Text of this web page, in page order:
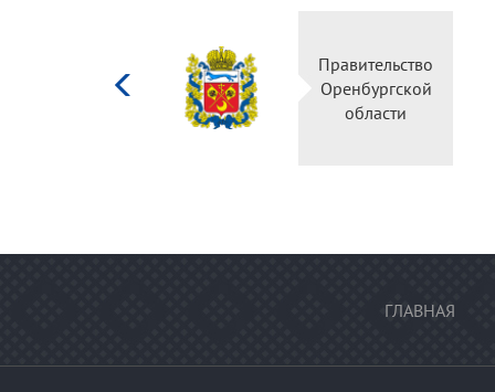
культуры
Российской
Правительство
Оренбургской
области
ГЛАВНАЯ